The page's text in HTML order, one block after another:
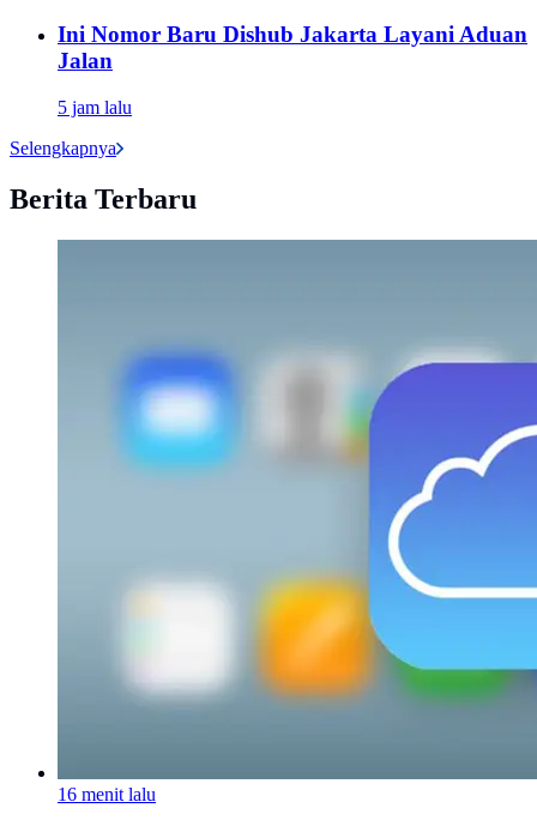
Ini Nomor Baru Dishub Jakarta Layani Aduan
Jalan
5 jam lalu
Selengkapnya
Berita Terbaru
16 menit lalu